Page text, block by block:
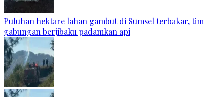
Puluhan hektare lahan gambut di Sumsel terbakar, tim
gabungan berjibaku padamkan api